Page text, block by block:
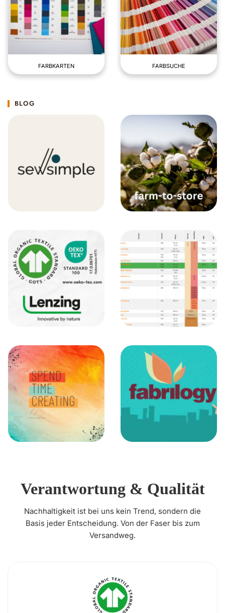
FARBKARTEN FARBSUCHE
BLOG
Verantwortung & Qualität
Nachhaltigkeit ist bei uns kein Trend, sondern die
Basis jeder Entscheidung. Von der Faser bis zum
Versandweg.